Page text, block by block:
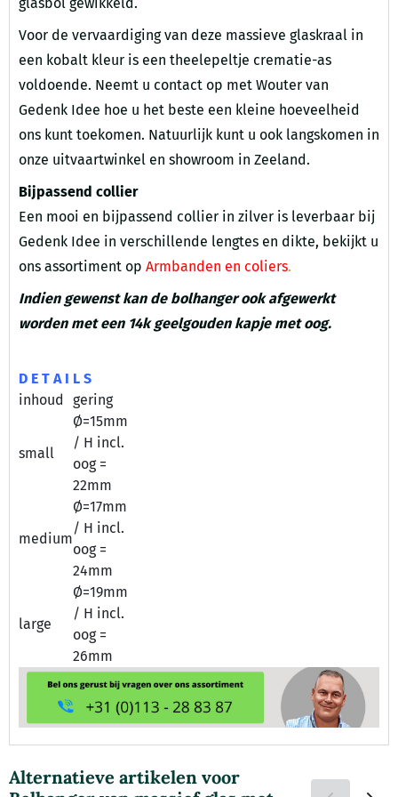
Voor de vervaardiging van deze massieve glaskraal in
een kobalt kleur is een theelepeltje crematie-as
voldoende. Neemt u contact op met Wouter van
Gedenk Idee hoe u het beste een kleine hoeveelheid
ons kunt toekomen. Natuurlijk kunt u ook langskomen in
onze uitvaartwinkel en showroom in Zeeland.
Bijpassend collier
Een mooi en bijpassend collier in zilver is leverbaar bij
Gedenk Idee in verschillende lengtes en dikte, bekijkt u
ons assortiment op Armbanden en coliers.
Indien gewenst kan de bolhanger ook afgewerkt
worden met een 14k geelgouden kapje met oog.
D E T A I L S
inhoud
gering
small
Ø=15mm
/ H incl.
oog =
22mm
medium
Ø=17mm
/ H incl.
oog =
24mm
large
Ø=19mm
/ H incl.
oog =
26mm
Alternatieve artikelen voor